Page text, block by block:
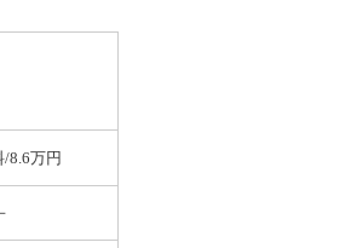
/8.6万円